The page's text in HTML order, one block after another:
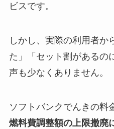
ビスです。
しかし、実際の利用者か
た」「セット割があるの
声も少なくありません。
ソフトバンクでんきの料
燃料費調整額の上限撤廃